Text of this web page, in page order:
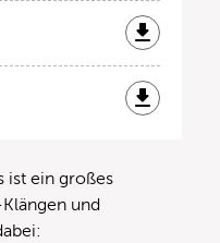
ist ein großes
und